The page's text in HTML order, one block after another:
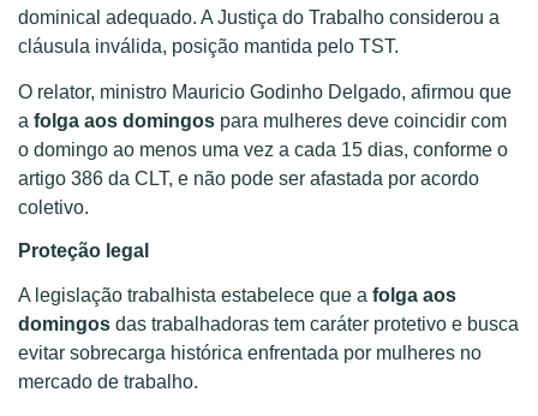
dominical adequado. A Justiça do Trabalho considerou a
cláusula inválida, posição mantida pelo TST.
O relator, ministro Mauricio Godinho Delgado, afirmou que
a folga aos domingos para mulheres deve coincidir com
o domingo ao menos uma vez a cada 15 dias, conforme o
artigo 386 da CLT, e não pode ser afastada por acordo
coletivo.
Proteção legal
A legislação trabalhista estabelece que a folga aos
domingos das trabalhadoras tem caráter protetivo e busca
evitar sobrecarga histórica enfrentada por mulheres no
mercado de trabalho.